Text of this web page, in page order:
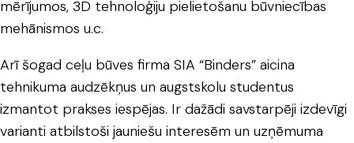
mērījumos, 3D tehnoloģiju pielietošanu būvniecības
mehānismos u.c.
Arī šogad ceļu būves firma SIA “Binders” aicina
tehnikuma audzēkņus un augstskolu studentus
izmantot prakses iespējas. Ir dažādi savstarpēji izdevīgi
varianti atbilstoši jauniešu interesēm un uzņēmuma